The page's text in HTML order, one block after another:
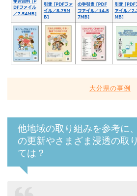
大分県の事例
他地域の取り組みを参考に
の更新やさまざま浸透の取
ては？